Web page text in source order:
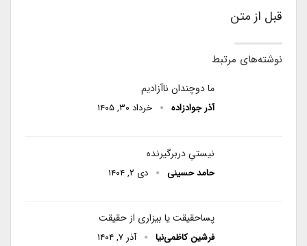
قبل از متن
نوشته‌های مرتبط
ما دوچندان ناآزادیم
آذر جوادزاده خرداد ۳۰, ۱۴۰۵
نیستیِ دربرگیرنده
حامد حسینی دی ۲, ۱۴۰۴
پساحقیقت یا بیزاری از حقیقت
فرشین کاظمی‌نیا آذر ۷, ۱۴۰۴